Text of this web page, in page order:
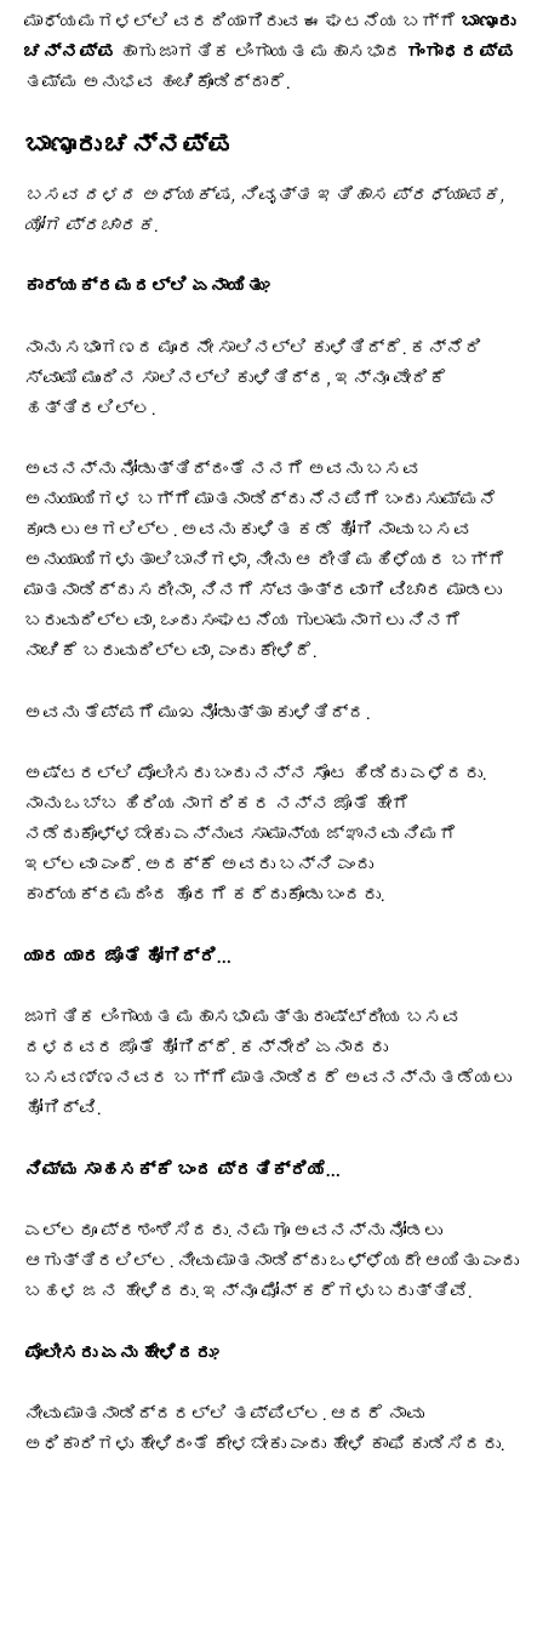
ಮಾಧ್ಯಮಗಳಲ್ಲಿ ವರದಿಯಾಗಿರುವ ಈ ಘಟನೆಯ ಬಗ್ಗೆ ಬಾಣೂರು
ಚನ್ನಪ್ಪ ಹಾಗು ಜಾಗತಿಕ ಲಿಂಗಾಯತ ಮಹಾಸಭಾದ ಗಂಗಾಧರಪ್ಪ
ತಮ್ಮ ಅನುಭವ ಹಂಚಿಕೊಂಡಿದ್ದಾರೆ.
ಬಾಣೂರು ಚನ್ನಪ್ಪ
ಬಸವ ದಳದ ಅಧ್ಯಕ್ಷ, ನಿವೃತ್ತ ಇತಿಹಾಸ ಪ್ರಧ್ಯಾಪಕ,
ಯೋಗ ಪ್ರಚಾರಕ.
ಕಾರ್ಯಕ್ರಮದಲ್ಲಿ ಏನಾಯಿತು?
ನಾನು ಸಭಾಂಗಣದ ಮೂರನೇ ಸಾಲಿನಲ್ಲಿ ಕುಳಿತಿದ್ದೆ. ಕನ್ನೆರಿ
ಸ್ವಾಮಿ ಮುಂದಿನ ಸಾಲಿನಲ್ಲಿ ಕುಳಿತಿದ್ದ, ಇನ್ನೂ ವೇದಿಕೆ
ಹತ್ತಿರಲಿಲ್ಲ.
ಅವನನ್ನು ನೋಡುತ್ತಿದ್ದಂತೆ ನನಗೆ ಅವನು ಬಸವ
ಅನುಯಾಯಿಗಳ ಬಗ್ಗೆ ಮಾತನಾಡಿದ್ದು ನೆನಪಿಗೆ ಬಂದು ಸುಮ್ಮನೆ
ಕೂಡಲು ಆಗಲಿಲ್ಲ. ಅವನು ಕುಳಿತ ಕಡೆ ಹೋಗಿ ನಾವು ಬಸವ
ಅನುಯಾಯಿಗಳು ತಾಲಿಬಾನಿಗಳಾ, ನೀನು ಆ ರೀತಿ ಮಹಿಳೆಯರ ಬಗ್ಗೆ
ಮಾತನಾಡಿದ್ದು ಸರೀನಾ, ನಿನಗೆ ಸ್ವತಂತ್ರವಾಗಿ ವಿಚಾರ ಮಾಡಲು
ಬರುವುದಿಲ್ಲವಾ, ಒಂದು ಸಂಘಟನೆಯ ಗುಲಾಮನಾಗಲು ನಿನಗೆ
ನಾಚಿಕೆ ಬರುವುದಿಲ್ಲವಾ, ಎಂದು ಕೇಳಿದೆ.
ಅವನು ತೆಪ್ಪಗೆ ಮುಖ ನೋಡುತ್ತಾ ಕುಳಿತಿದ್ದ.
ಅಷ್ಟರಲ್ಲಿ ಪೊಲೀಸರು ಬಂದು ನನ್ನ ಸೊಂಟ ಹಿಡಿದು ಎಳೆದರು.
ನಾನು ಒಬ್ಬ ಹಿರಿಯ ನಾಗರಿಕರ ನನ್ನ ಜೊತೆ ಹೇಗೆ
ನಡೆದುಕೊಳ್ಳಬೇಕು ಎನ್ನುವ ಸಾಮಾನ್ಯ ಜ್ಞಾನವು ನಿಮಗೆ
ಇಲ್ಲವಾ ಎಂದೆ. ಅದಕ್ಕೆ ಅವರು ಬನ್ನಿ ಎಂದು
ಕಾರ್ಯಕ್ರಮದಿಂದ ಹೊರಗೆ ಕರೆದುಕೊಂಡು ಬಂದರು.
ಯಾರ ಯಾರ ಜೊತೆ ಹೋಗಿದ್ರಿ…
ಜಾಗತಿಕ ಲಿಂಗಾಯತ ಮಹಾಸಭಾ ಮತ್ತು ರಾಷ್ಟ್ರೀಯ ಬಸವ
ದಳದವರ ಜೊತೆ ಹೋಗಿದ್ದೆ. ಕನ್ನೇರಿ ಏನಾದರು
ಬಸವಣ್ಣನವರ ಬಗ್ಗೆ ಮಾತನಾಡಿದರೆ ಅವನನ್ನು ತಡೆಯಲು
ಹೋಗಿದ್ವಿ.
ನಿಮ್ಮ ಸಾಹಸಕ್ಕೆ ಬಂದ ಪ್ರತಿಕ್ರಿಯೆ…
ಎಲ್ಲರೂ ಪ್ರಶಂಶಿಸಿದರು. ನಮಗೂ ಅವನನ್ನು ನೋಡಲು
ಆಗುತ್ತಿರಲಿಲ್ಲ. ನೀವು ಮಾತನಾಡಿದ್ದು ಒಳ್ಳೆಯದೇ ಆಯಿತು ಎಂದು
ಬಹಳ ಜನ ಹೇಳಿದರು. ಇನ್ನೂ ಫೋನ್ ಕರೆಗಳು ಬರುತ್ತಿವೆ.
ಪೊಲೀಸರು ಏನು ಹೇಳಿದರು?
ನೀವು ಮಾತನಾಡಿದ್ದರಲ್ಲಿ ತಪ್ಪಿಲ್ಲ. ಆದರೆ ನಾವು
ಅಧಿಕಾರಿಗಳು ಹೇಳಿದಂತೆ ಕೇಳಬೇಕು ಎಂದು ಹೇಳಿ ಕಾಫಿ ಕುಡಿಸಿದರು.